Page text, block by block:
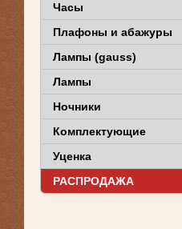
Часы
Плафоны и абажуры
Лампы (gauss)
Лампы
Ночники
Комплектующие
Уценка
РАСПРОДАЖА